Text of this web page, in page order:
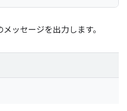
メッセージを出力します。